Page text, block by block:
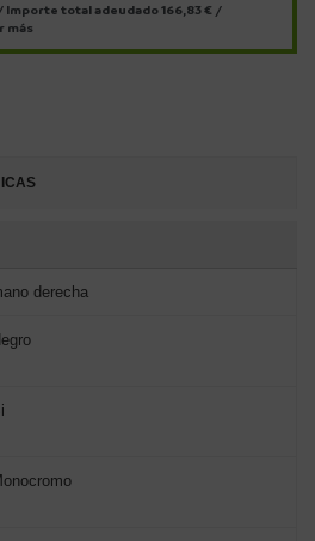
Importe total adeudado166,83 € /
más
derecha